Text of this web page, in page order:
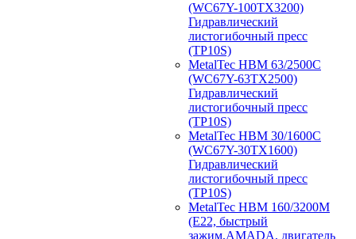
(WC67Y-100TX3200)
Гидравлический
листогибочный пресс
(TP10S)
MetalTec HBM 63/2500C
(WC67Y-63TX2500)
Гидравлический
листогибочный пресс
(TP10S)
MetalTec HBM 30/1600C
(WC67Y-30TX1600)
Гидравлический
листогибочный пресс
(TP10S)
MetalTec HBM 160/3200M
(E22, быстрый
зажим,AMADA, двигатель